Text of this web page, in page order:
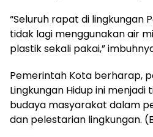
“Seluruh rapat di lingkungan
tidak lagi menggunakan air
plastik sekali pakai,”
Pemerintah Kota berharap,
Lingkungan Hidup ini
budaya masyarakat dalam
dan pelestarian lingkungan.